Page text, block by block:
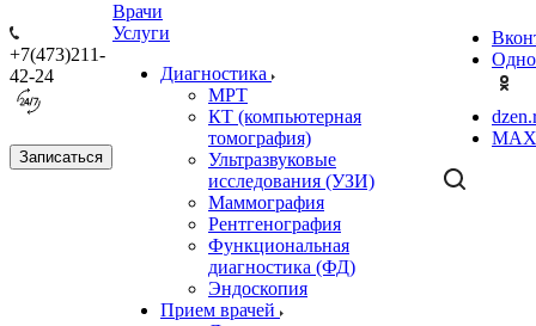
+7(473)211-
42-24
Записаться
Врачи
Услуги
Диагностика
МРТ
КТ (компьютерная
томография)
Ультразвуковые
исследования (УЗИ)
Маммография
Рентгенография
Функциональная
диагностика (ФД)
Эндоскопия
Прием врачей